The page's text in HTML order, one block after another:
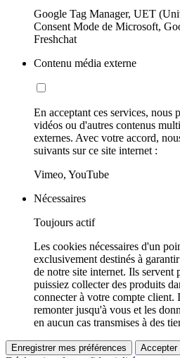
Google Tag Manager, UET
Consent Mode de Microsoft,
Freshchat
Contenu média externe
En acceptant ces services, nous
vidéos ou d'autres contenus
externes. Avec votre accord,
suivants sur ce site internet :
Vimeo, YouTube
Nécessaires
Toujours actif
Les cookies nécessaires d'un
exclusivement destinés à
de notre site internet. Ils servent
puissiez collecter des produits
connecter à votre compte client.
remonter jusqu'à vous et les
en aucun cas transmises à des
Enregistrer mes préférences Accepter